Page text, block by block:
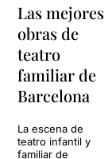
Las mejores
obras de
teatro
familiar de
Barcelona
La escena de
teatro infantil y
familiar de